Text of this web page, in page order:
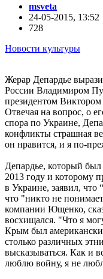
msveta
24-05-2015, 13:52
728
Новости культуры
Жерар Депардье
России Владимиром
президентом
Отвечая на вопрос, о
спора по Украине,
конфликты страшная
он нравится, и я по-
Депардье, который был
2013 году и которому
в Украине, заявил, что
что "никто не
компании Ющенко,
восхищался. "Что я
Крым был
столько различных
высказываться. Как и
люблю войну, я не